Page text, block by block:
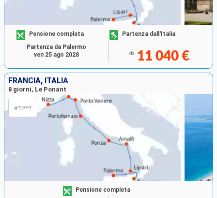
Pensione completa Partenza dall'Italia
da 11 040 €
Partenza da Palermo
ven 25 ago 2028
FRANCIA, ITALIA
8 giorni, Le Ponant
Pensione completa